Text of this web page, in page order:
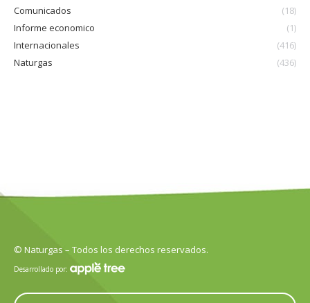
Comunicados
(18)
Informe economico
(1)
Internacionales
(416)
Naturgas
(436)
© Naturgas – Todos los derechos reservados.
Desarrollado por: